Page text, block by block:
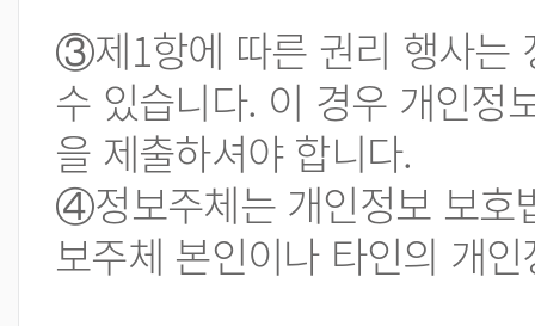
③제1항에 따른 권리 행사는
수 있습니다. 이 경우 개인정
을 제출하셔야 합니다.
④정보주체는 개인정보 보호
보주체 본인이나 타인의 개